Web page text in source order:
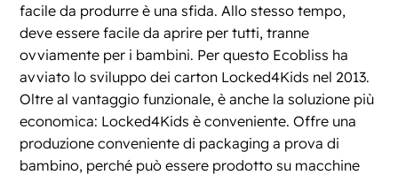
facile da produrre è una sfida. Allo stesso tempo,
deve essere facile da aprire per tutti, tranne
ovviamente per i bambini. Per questo Ecobliss ha
avviato lo sviluppo dei carton Locked4Kids nel 2013.
Oltre al vantaggio funzionale, è anche la soluzione più
economica: Locked4Kids è conveniente. Offre una
produzione conveniente di packaging a prova di
bambino, perché può essere prodotto su macchine